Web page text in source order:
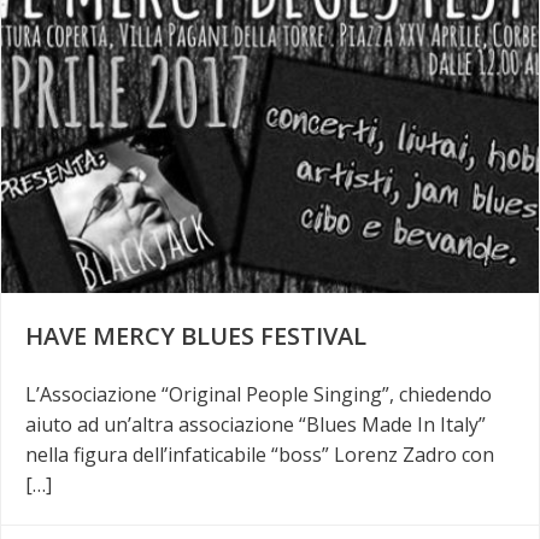
HAVE MERCY BLUES FESTIVAL
L’Associazione “Original People Singing”, chiedendo
aiuto ad un’altra associazione “Blues Made In Italy”
nella figura dell’infaticabile “boss” Lorenz Zadro con
[…]